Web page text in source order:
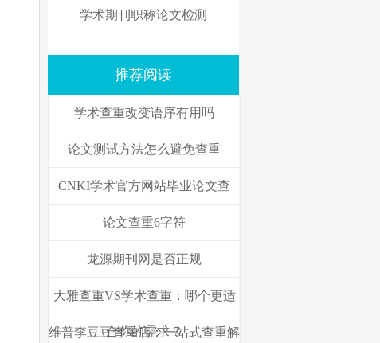
学术期刊职称论文检测
推荐阅读
学术查重改变语序有用吗
论文测试方法怎么避免查重
CNKI学术官方网站毕业论文查
论文查重6字符
龙源期刊网是否正规
大雅查重VS学术查重：哪个更适
合你的需求？
维普李豆豆查重店：一站式查重解